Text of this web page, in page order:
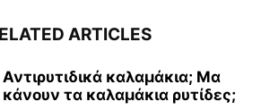
ARTICLES
Αντιρυτιδικά καλαμάκια; Μα
κάνουν τα καλαμάκια ρυτίδες;